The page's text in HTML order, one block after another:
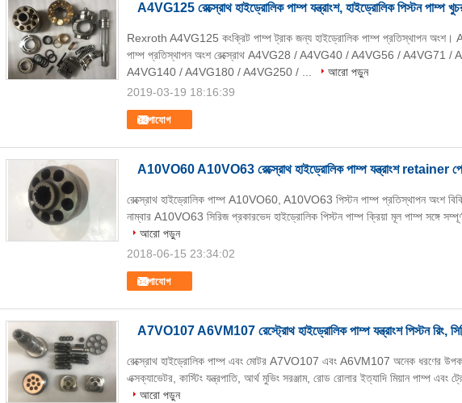
A4VG125 রেক্স্রোথ হাইড্রোলিক পাম্প যন্ত্রাংশ, হাইড্রোলিক পিস্টন পাম্প
যোগাযোগ
Rexroth A4VG125 কংক্রিট পাম্প ট্রাক জন্য হাইড্রোলিক পাম্প প্রতিস্থাপন অংশ।
পাম্প প্রতিস্থাপন অংশ রেক্স্রোথ A4VG28 / A4VG40 / A4VG56 / A4VG71
A4VG140 / A4VG180 / A4VG250 / ...
আরো পড়ুন
2019-03-19 18:16:39
A10VO60 A10VO63 রেক্স্রোথ হাইড্রোলিক পাম্প যন্ত্রাংশ retainer
যোগাযোগ
রেক্স্রোথ হাইড্রোলিক পাম্প A10VO60, A10VO63 পিস্টন পাম্প প্রতিস্থাপন অংশ
নাম্বার A10VO63 সিরিজ প্রকারভেদ হাইড্রোলিক পিস্টন পাম্প ক্রিয়া মূল পাম্প সঙ্গে
আরো পড়ুন
2018-06-15 23:34:02
A7VO107 A6VM107 রেস্ট্রোথ হাইড্রোলিক পাম্প যন্ত্রাংশ পিস্টন রিং,
রেক্স্রোথ হাইড্রোলিক পাম্প এবং মোটর A7VO107 এবং A6VM107 অনেক ধরণের
এক্সক্যাভেটর, কাস্টিং যন্ত্রপাতি, আর্থ মুভিং সরঞ্জাম, রোড রোলার ইত্যাদি মিয়ান পাম্প এবং
আরো পড়ুন